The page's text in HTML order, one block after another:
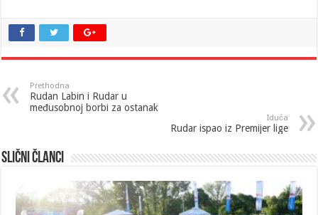
Prethodna
Rudan Labin i Rudar u
međusobnoj borbi za ostanak
Iduća
Rudar ispao iz Premijer lige
Slični članci